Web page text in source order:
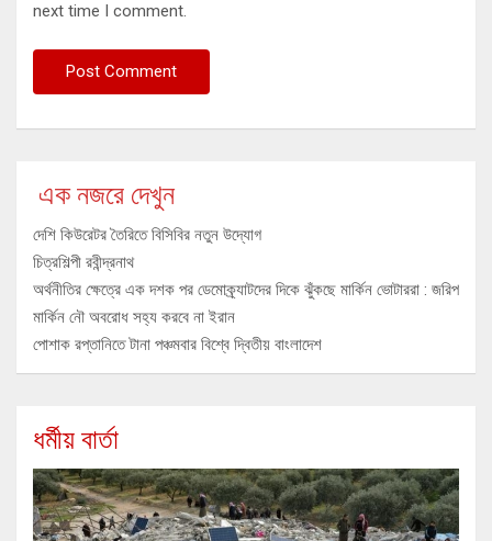
next time I comment.
এক নজরে দেখুন
দেশি কিউরেটর তৈরিতে বিসিবির নতুন উদ্যোগ
চিত্রশিল্পী রবীন্দ্রনাথ
অর্থনীতির ক্ষেত্রে এক দশক পর ডেমোক্র্যাটদের দিকে ঝুঁকছে মার্কিন ভোটাররা : জরিপ
মার্কিন নৌ অবরোধ সহ্য করবে না ইরান
পোশাক রপ্তানিতে টানা পঞ্চমবার বিশ্বে দ্বিতীয় বাংলাদেশ
ধর্মীয় বার্তা